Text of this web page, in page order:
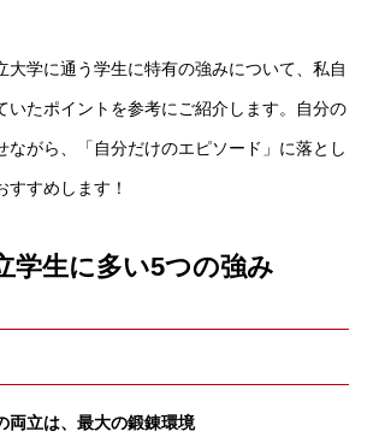
大学に通う学生に特有の強みについて、私自
いたポイントを参考にご紹介します。自分の
ながら、「自分だけのエピソード」に落とし
すすめします！
学生に多い5つの強み
両立は、最大の鍛錬環境